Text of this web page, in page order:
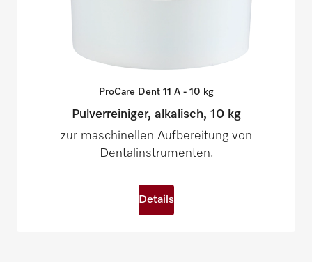
ProCare Dent 11 A - 10 kg
Pulverreiniger, alkalisch, 10 kg
zur maschinellen Aufbereitung von
Dentalinstrumenten.
Details